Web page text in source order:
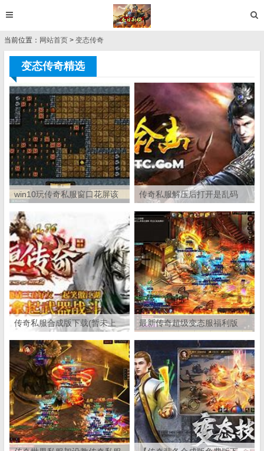
当前位置： 网站首页 > 变态传奇
变态传奇精选
win10玩传奇私服窗口花屏该
怎么办 如何解决游戏花屏
传奇私服解压后打开是乱码
传奇私服合成版下载(暂未上
线)
最新传奇超级变态服福利版